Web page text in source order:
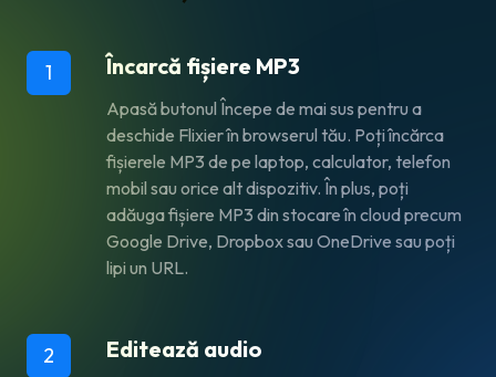
1 Încarcă fișiere MP3
Apasă butonul Începe de mai sus pentru a
deschide Flixier în browserul tău. Poți încărca
fișierele MP3 de pe laptop, calculator, telefon
mobil sau orice alt dispozitiv. În plus, poți
adăuga fișiere MP3 din stocare în cloud precum
Google Drive, Dropbox sau OneDrive sau poți
lipi un URL.
2 Editează audio